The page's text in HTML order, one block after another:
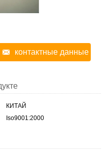
контактные данные
КИТАЙ
Iso9001:2000